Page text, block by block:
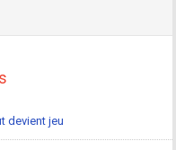
devient jeu